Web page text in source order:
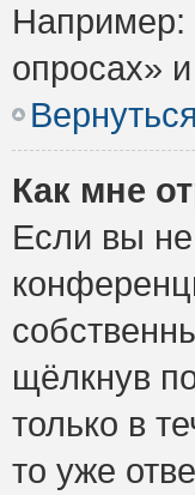
Например:
опросах» и
Как мне
Если вы
щёлкнув
только в
то уже